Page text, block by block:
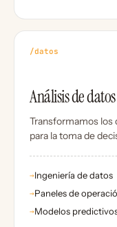
/datos
Análisis de
Transformamos los
para la toma de
→Ingeniería de datos
→Paneles de
→Modelos